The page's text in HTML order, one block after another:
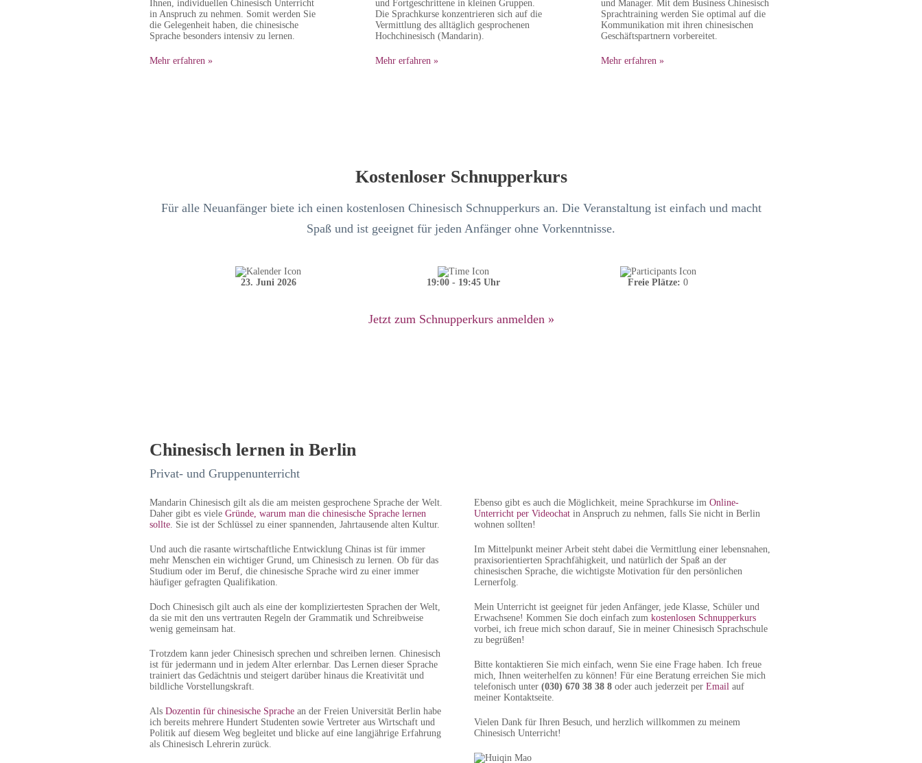
Ihnen, individuellen Chinesisch Unterricht
in Anspruch zu nehmen. Somit werden Sie
die Gelegenheit haben, die chinesische
Sprache besonders intensiv zu lernen.
Mehr erfahren »
und Fortgeschrittene in kleinen Gruppen.
Die Sprachkurse konzentrieren sich auf die
Vermittlung des alltäglich gesprochenen
Hochchinesisch (Mandarin).
Mehr erfahren »
und Manager. Mit dem Business Chinesisch
Sprachtraining werden Sie optimal auf die
Kommunikation mit ihren chinesischen
Geschäftspartnern vorbereitet.
Mehr erfahren »
Kostenloser Schnupperkurs
Für alle Neuanfänger biete ich einen kostenlosen Chinesisch Schnupperkurs an. Die Veranstaltung ist einfach und macht
Spaß und ist geeignet für jeden Anfänger ohne Vorkenntnisse.
23. Juni 2026 19:00 - 19:45 Uhr Freie Plätze: 0
Jetzt zum Schnupperkurs anmelden »
Chinesisch lernen in Berlin
Privat- und Gruppenunterricht
Mandarin Chinesisch gilt als die am meisten gesprochene Sprache der Welt.
Daher gibt es viele Gründe, warum man die chinesische Sprache lernen
sollte. Sie ist der Schlüssel zu einer spannenden, Jahrtausende alten Kultur.
Und auch die rasante wirtschaftliche Entwicklung Chinas ist für immer
mehr Menschen ein wichtiger Grund, um Chinesisch zu lernen. Ob für das
Studium oder im Beruf, die chinesische Sprache wird zu einer immer
häufiger gefragten Qualifikation.
Doch Chinesisch gilt auch als eine der kompliziertesten Sprachen der Welt,
da sie mit den uns vertrauten Regeln der Grammatik und Schreibweise
wenig gemeinsam hat.
Trotzdem kann jeder Chinesisch sprechen und schreiben lernen. Chinesisch
ist für jedermann und in jedem Alter erlernbar. Das Lernen dieser Sprache
trainiert das Gedächtnis und steigert darüber hinaus die Kreativität und
bildliche Vorstellungskraft.
Als Dozentin für chinesische Sprachean der Freien Universität Berlin habe
ich bereits mehrere Hundert Studenten sowie Vertreter aus Wirtschaft und
Politik auf diesem Weg begleitet und blicke auf eine langjährige Erfahrung
als Chinesisch Lehrerin zurück.
Ebenso gibt es auch die Möglichkeit, meine Sprachkurse im Online-
Unterricht per Videochatin Anspruch zu nehmen, falls Sie nicht in Berlin
wohnen sollten!
Im Mittelpunkt meiner Arbeit steht dabei die Vermittlung einer lebensnahen,
praxisorientierten Sprachfähigkeit, und natürlich der Spaß an der
chinesischen Sprache, die wichtigste Motivation für den persönlichen
Lernerfolg.
Mein Unterricht ist geeignet für jeden Anfänger, jede Klasse, Schüler und
Erwachsene! Kommen Sie doch einfach zum kostenlosen Schnupperkurs
vorbei, ich freue mich schon darauf, Sie in meiner Chinesisch Sprachschule
zu begrüßen!
Bitte kontaktieren Sie mich einfach, wenn Sie eine Frage haben. Ich freue
mich, Ihnen weiterhelfen zu können! Für eine Beratung erreichen Sie mich
telefonisch unter (030) 670 38 38 8oder auch jederzeit per Emailauf
meiner Kontaktseite.
Vielen Dank für Ihren Besuch, und herzlich willkommen zu meinem
Chinesisch Unterricht!